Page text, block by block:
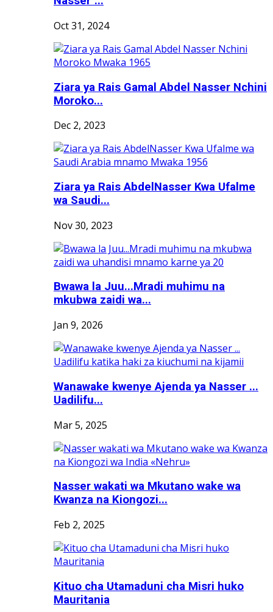
Oct 31, 2024
Ziara ya Rais Gamal Abdel Nasser Nchini
Moroko...
Dec 2, 2023
Ziara ya Rais AbdelNasser Kwa Ufalme
wa Saudi...
Nov 30, 2023
Bwawa la Juu...Mradi muhimu na
mkubwa zaidi wa...
Jan 9, 2026
Wanawake kwenye Ajenda ya Nasser ...
Uadilifu...
Mar 5, 2025
Nasser wakati wa Mkutano wake wa
Kwanza na Kiongozi...
Feb 2, 2025
Kituo cha Utamaduni cha Misri huko
Mauritania